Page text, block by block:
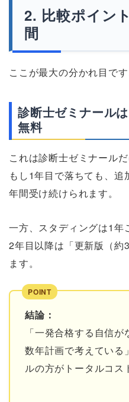
比較ポイン
間
ここが最大の分かれ目です
診断士ゼミナール
無料
これは診断士ゼミナール
もし1年目で落ちても、
年間受け続けられます。
一方、スタディングは1年
2年目以降は「更新版（約
ます。
結論：
「一発合格する自信
数年計画で考えている
ルの方がトータルコス